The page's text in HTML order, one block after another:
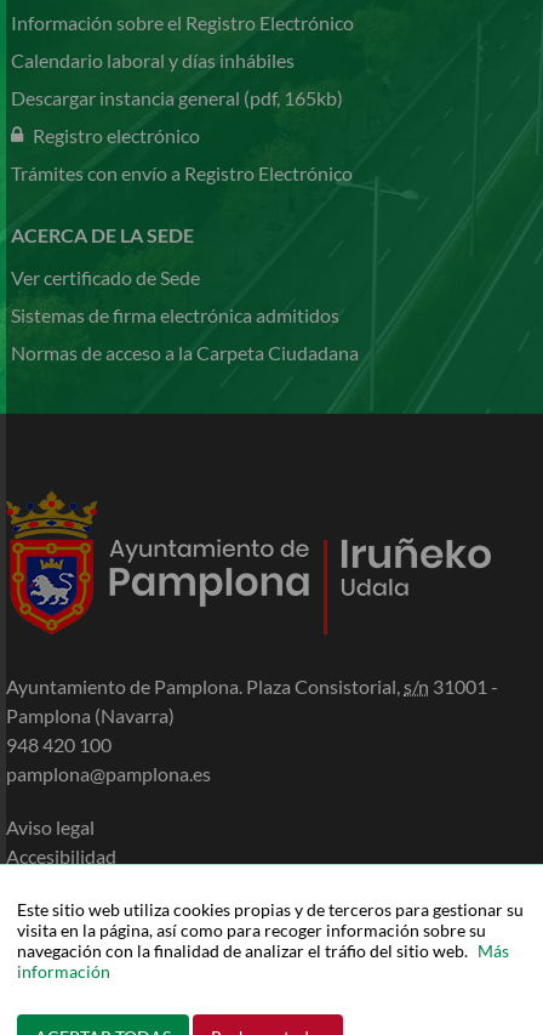
Este sitio web utiliza cookies propias y de terceros para gestionar su
visita en la página, así como para recoger información sobre su
navegación con la finalidad de analizar el tráfio del sitio web. Más
información
Información sobre el Registro Electrónico
Calendario laboral y días inhábiles
Descargar instancia general (pdf, 165kb)
Registro electrónico
Trámites con envío a Registro Electrónico
ACERCA DE LA SEDE
Ver certificado de Sede
Sistemas de firma electrónica admitidos
Normas de acceso a la Carpeta Ciudadana
Ayuntamiento de Pamplona. Plaza Consistorial,s/n 31001 -
Pamplona (Navarra)
948 420 100
pamplona@pamplona.es
Aviso legal
Accesibilidad
Política de privacidad
Mapa de la Sede
Ayuda